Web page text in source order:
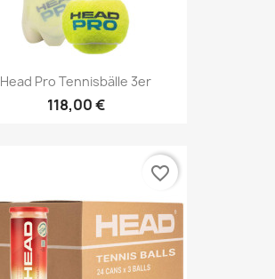
Head Pro Tennisbälle 3er
118,00 €
favorite_border